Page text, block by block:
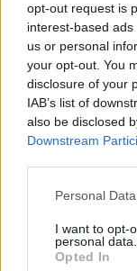
opt-out request is
interest-based
us or personal
your opt-out. You
disclosure of your
IAB’s list of
also be disclosed
Downstream
Personal
I want to opt-
personal data.
Opted In
Privatannonser
Send inn
Ledige stillinger